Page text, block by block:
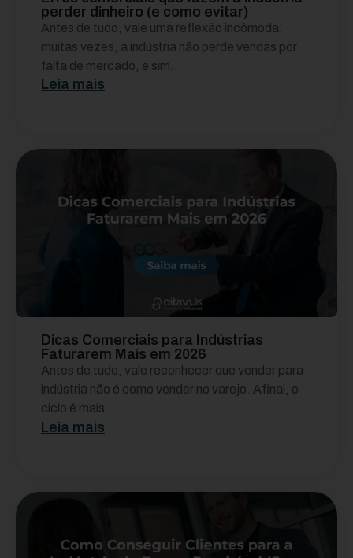
perder dinheiro (e como evitar)
Antes de tudo, vale uma reflexão incômoda:
muitas vezes, a indústria não perde vendas por
falta de mercado, e sim...
Leia mais
Dicas Comerciais para Indústrias
Faturarem Mais em 2026
Antes de tudo, vale reconhecer que vender para
indústria não é como vender no varejo. Afinal, o
ciclo é mais...
Leia mais